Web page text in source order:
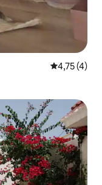
4,75 (4)